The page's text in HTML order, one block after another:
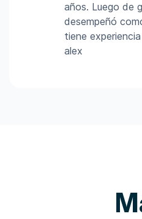
años. Luego de
desempeñó
tiene
alex